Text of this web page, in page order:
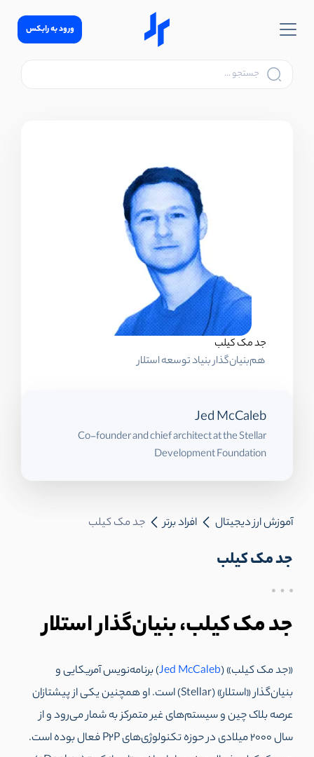
ورود به رابکس
جد مک کیلب
هم‌بنیان‌گذار بنیاد توسعه استلار
Jed McCaleb
Co-founder and chief architect at the Stellar
Development Foundation
آموزش ارز دیجیتال افراد برتر جد مک کیلب
جد مک کیلب
جد مک کیلب، بنیان‌گذار استلار
«جد مک کیلب» (Jed McCaleb) برنامه‌نویس آمریکایی و
بنیان‌گذار «استلار» (Stellar) است. او همچنین یکی از پیشتازان
عرصه بلاک چین و سیستم‌های غیر متمرکز به شمار می‌رود و از
سال 2000 میلادی در حوزه‌ تکنولوژی‌های P2P فعال بوده است.